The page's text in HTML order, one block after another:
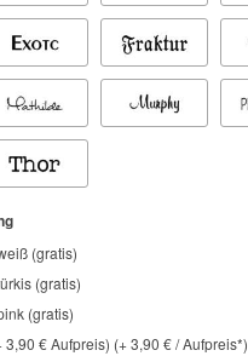
(gratis)
(gratis)
(gratis)
€ Aufpreis) (+ 3,90 € / Aufpreis*)